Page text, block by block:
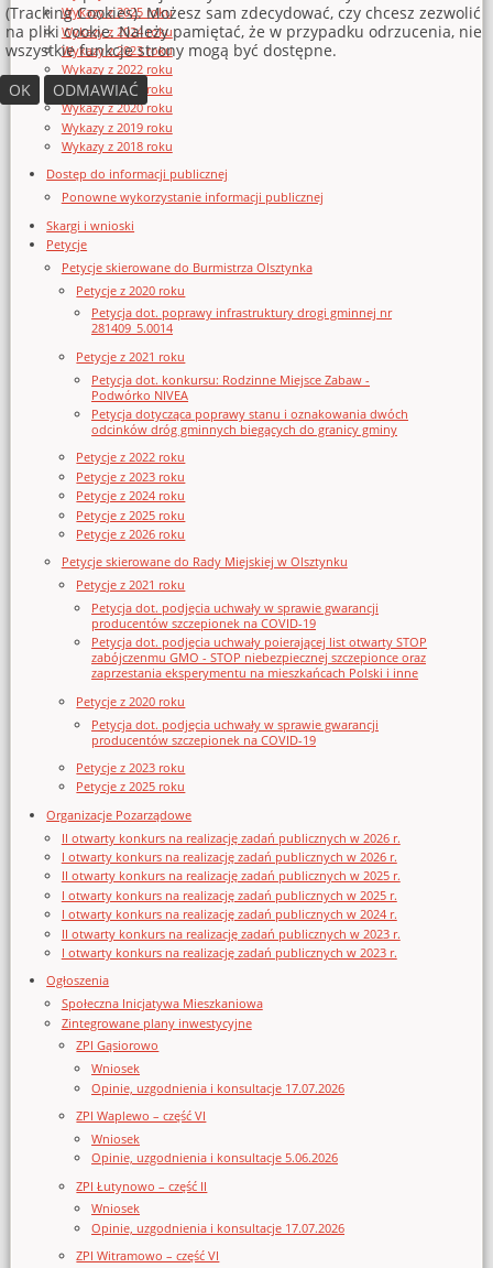
Wykazy z 2025 roku
Wykazy z 2024 roku
Wykazy z 2023 roku
Wykazy z 2022 roku
Wykazy z 2021 roku
Wykazy z 2020 roku
Wykazy z 2019 roku
Wykazy z 2018 roku
Dostęp do informacji publicznej
Ponowne wykorzystanie informacji publicznej
Skargi i wnioski
Petycje
Petycje skierowane do Burmistrza Olsztynka
Petycje z 2020 roku
Petycja dot. poprawy infrastruktury drogi gminnej nr
281409_5.0014
Petycje z 2021 roku
Petycja dot. konkursu: Rodzinne Miejsce Zabaw -
Podwórko NIVEA
Petycja dotycząca poprawy stanu i oznakowania dwóch
odcinków dróg gminnych biegących do granicy gminy
Petycje z 2022 roku
Petycje z 2023 roku
Petycje z 2024 roku
Petycje z 2025 roku
Petycje z 2026 roku
Petycje skierowane do Rady Miejskiej w Olsztynku
Petycje z 2021 roku
Petycja dot. podjęcia uchwały w sprawie gwarancji
producentów szczepionek na COVID-19
Petycja dot. podjęcia uchwały poierającej list otwarty STOP
zabójczenmu GMO - STOP niebezpiecznej szczepionce oraz
zaprzestania eksperymentu na mieszkańcach Polski i inne
Petycje z 2020 roku
Petycja dot. podjęcia uchwały w sprawie gwarancji
producentów szczepionek na COVID-19
Petycje z 2023 roku
Petycje z 2025 roku
Organizacje Pozarządowe
II otwarty konkurs na realizację zadań publicznych w 2026 r.
I otwarty konkurs na realizację zadań publicznych w 2026 r.
II otwarty konkurs na realizację zadań publicznych w 2025 r.
I otwarty konkurs na realizację zadań publicznych w 2025 r.
I otwarty konkurs na realizację zadań publicznych w 2024 r.
II otwarty konkurs na realizację zadań publicznych w 2023 r.
I otwarty konkurs na realizację zadań publicznych w 2023 r.
Ogłoszenia
Społeczna Inicjatywa Mieszkaniowa
Zintegrowane plany inwestycyjne
ZPI Gąsiorowo
Wniosek
Opinie, uzgodnienia i konsultacje 17.07.2026
ZPI Waplewo – część VI
Wniosek
Opinie, uzgodnienia i konsultacje 5.06.2026
ZPI Łutynowo – część II
Wniosek
Opinie, uzgodnienia i konsultacje 17.07.2026
ZPI Witramowo – część VI
(Tracking Cookies). Możesz sam zdecydować, czy chcesz zezwolić
na pliki cookie. Należy pamiętać, że w przypadku odrzucenia, nie
wszystkie funkcje strony mogą być dostępne.
OK
ODMAWIAĆ